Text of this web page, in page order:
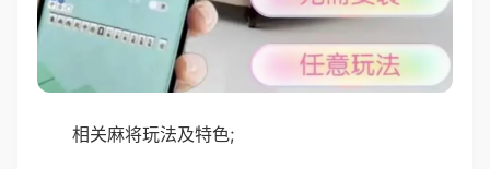
相关麻将玩法及特色;